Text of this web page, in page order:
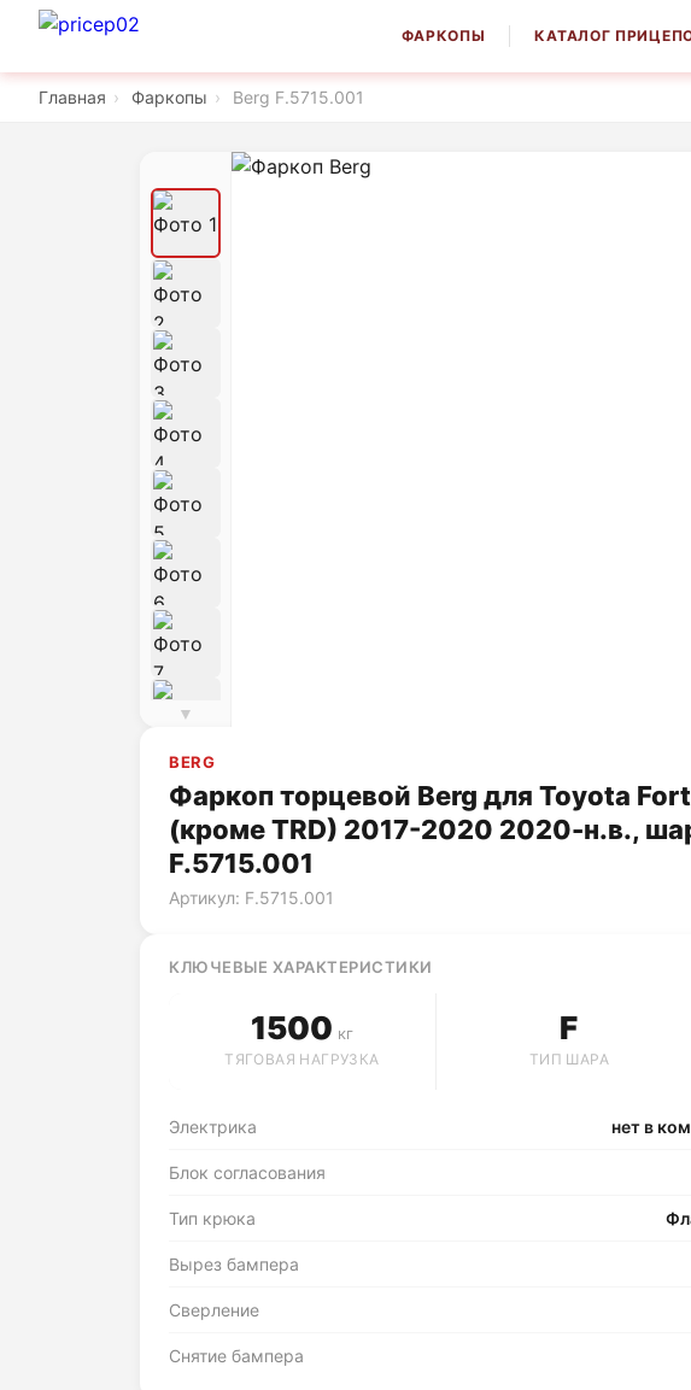
ФАРКОПЫ КАТАЛОГ
Главная › Фаркопы › Berg F.5715.001
▼
BERG
Фаркоп торцевой Berg для Toyota
(кроме TRD) 2017-2020 2020-н.в.,
F.5715.001
Артикул: F.5715.001
КЛЮЧЕВЫЕ ХАРАКТЕРИСТИКИ
1500 кг
ТЯГОВАЯ НАГРУЗКА
F
ТИП ШАРА
Электрика нет в
Блок согласования
Тип крюка
Вырез бампера
Сверление
Снятие бампера